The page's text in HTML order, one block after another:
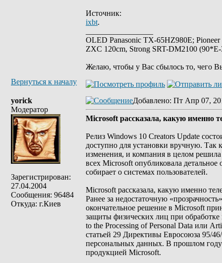
Источник:
ixbt.
OLED Panasonic TX-65HZ980E;
ZXC 120cm, Strong SRT-DM2100
Желаю, чтобы у Вас сбылось то, чего
Вернуться к началу
yorick
Модератор
Зарегистрирован:
27.04.2004
Сообщения: 96484
Откуда: г.Киев
Добавлено: Пт Апр 07,
Microsoft рассказала, какую именно
Релиз Windows 10 Creators Update
доступно для установки вручную.
изменения, и компания в целом
всех Microsoft опубликовала
собирает о системах пользователей.
Microsoft рассказала, какую именно
Ранее за недостаточную
окончательное решение в Microsoft
защиты физических лиц при
to the Processing of Personal Data или
статьей 29 Директивы Евросоюза 95/
персональных данных. В прошлом году
продукцией Microsoft.